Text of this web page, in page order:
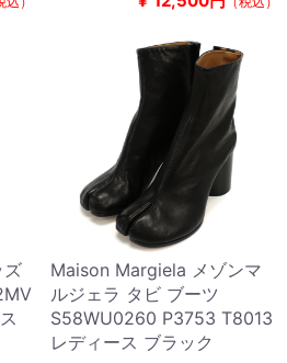
ズ
Maison Margiela メゾンマ
ルジェラ タビ ブーツ
S58WU0260 P3753 T8013
レディース ブラック